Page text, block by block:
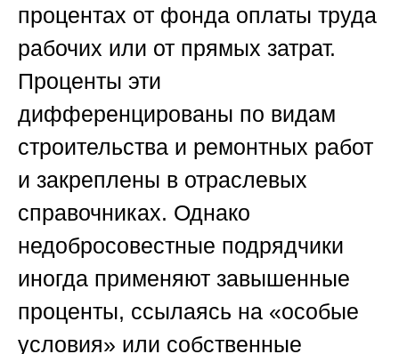
процентах от фонда оплаты труда
рабочих или от прямых затрат.
Проценты эти
дифференцированы по видам
строительства и ремонтных работ
и закреплены в отраслевых
справочниках. Однако
недобросовестные подрядчики
иногда применяют завышенные
проценты, ссылаясь на «особые
условия» или собственные